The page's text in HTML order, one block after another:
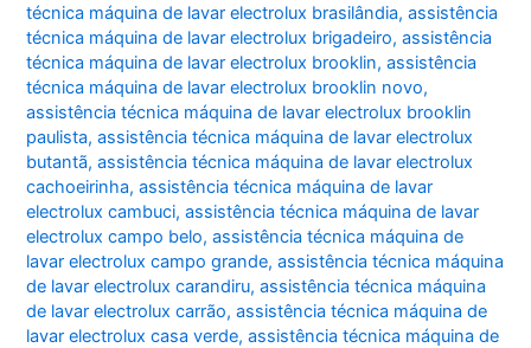
técnica máquina de lavar electrolux brasilândia,assistência
técnica máquina de lavar electrolux brigadeiro,assistência
técnica máquina de lavar electrolux brooklin,assistência
técnica máquina de lavar electrolux brooklin novo,
assistência técnica máquina de lavar electrolux brooklin
paulista,assistência técnica máquina de lavar electrolux
butantã,assistência técnica máquina de lavar electrolux
cachoeirinha,assistência técnica máquina de lavar
electrolux cambuci,assistência técnica máquina de lavar
electrolux campo belo,assistência técnica máquina de
lavar electrolux campo grande,assistência técnica máquina
de lavar electrolux carandiru,assistência técnica máquina
de lavar electrolux carrão,assistência técnica máquina de
lavar electrolux casa verde,assistência técnica máquina de